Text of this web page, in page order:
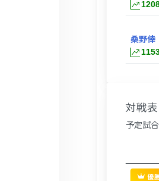
桑野倖
対戦
予定試
優